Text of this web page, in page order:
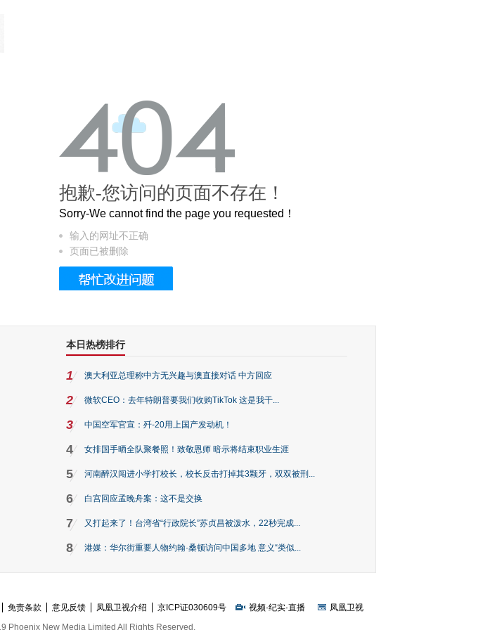
3.2米的长卷，还原了600岁的紫禁城
抱歉-您访问的页面不存在！
Sorry-We cannot find the page you requested！
输入的网址不正确
页面已被删除
本日热榜排行
1 澳大利亚总理称中方无兴趣与澳直接对话 中方回应
2 微软CEO：去年特朗普要我们收购TikTok 这是我干...
3 中国空军官宣：歼-20用上国产发动机！
4 女排国手晒全队聚餐照！致敬恩师 暗示将结束职业生涯
5 河南醉汉闯进小学打校长，校长反击打掉其3颗牙，双双被刑...
6 白宫回应孟晚舟案：这不是交换
7 又打起来了！台湾省“行政院长”苏贞昌被泼水，22秒完成...
8 港媒：华尔街重要人物约翰·桑顿访问中国多地 意义“类似...
免责条款 意见反馈 凤凰卫视介绍 京ICP证030609号 视频·纪实·直播
凤凰卫视
Phoenix New Media Limited All Rights Reserved.